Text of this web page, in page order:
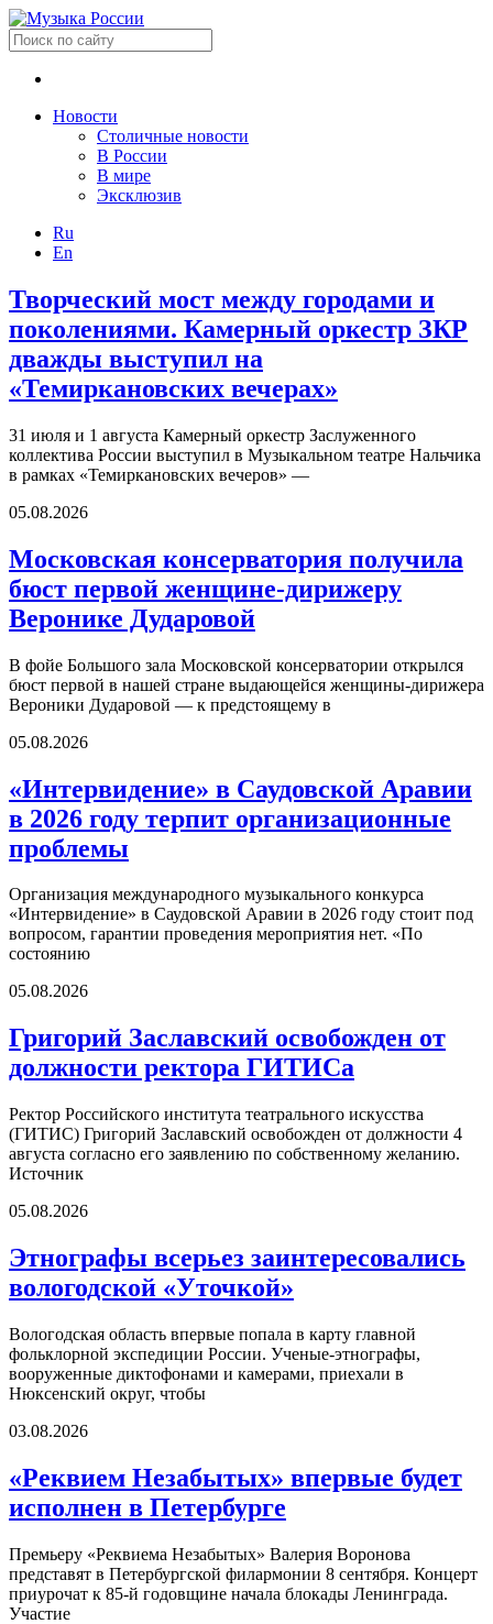
Новости
Столичные новости
В России
В мире
Эксклюзив
Ru
En
Творческий мост между городами и
поколениями. Камерный оркестр ЗКР
дважды выступил на
«Темиркановских вечерах»
31 июля и 1 августа Камерный оркестр Заслуженного
коллектива России выступил в Музыкальном театре Нальчика
в рамках «Темиркановских вечеров» —
05.08.2026
Московская консерватория получила
бюст первой женщине-дирижеру
Веронике Дударовой
В фойе Большого зала Московской консерватории открылся
бюст первой в нашей стране выдающейся женщины-дирижера
Вероники Дударовой — к предстоящему в
05.08.2026
«Интервидение» в Саудовской Аравии
в 2026 году терпит организационные
проблемы
Организация международного музыкального конкурса
«Интервидение» в Саудовской Аравии в 2026 году стоит под
вопросом, гарантии проведения мероприятия нет. «По
состоянию
05.08.2026
Григорий Заславский освобожден от
должности ректора ГИТИСа
Ректор Российского института театрального искусства
(ГИТИС) Григорий Заславский освобожден от должности 4
августа согласно его заявлению по собственному желанию.
Источник
05.08.2026
Этнографы всерьез заинтересовались
вологодской «Уточкой»
Вологодская область впервые попала в карту главной
фольклорной экспедиции России. Ученые-этнографы,
вооруженные диктофонами и камерами, приехали в
Нюксенский округ, чтобы
03.08.2026
«Реквием Незабытых» впервые будет
исполнен в Петербурге
Премьеру «Реквиема Незабытых» Валерия Воронова
представят в Петербургской филармонии 8 сентября. Концерт
приурочат к 85-й годовщине начала блокады Ленинграда.
Участие